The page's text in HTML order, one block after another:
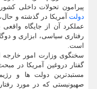
پیرامون تحولات داخلی
دولت آمریکا در گذشته و
عملکرد آن از جایگاه واقعی
رفتاری سیاسی، ابزاری و
است.
سخنگوی وزارت امور خارجه
گفتار دروغین آمریکا در
مستبدترین دولت ها و
صهیونیستی که در مورد